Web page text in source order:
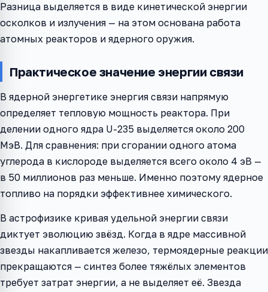
Разница выделяется в виде кинетической энергии
осколков и излучения — на этом основана работа
атомных реакторов и ядерного оружия.
Практическое значение энергии связи
В ядерной энергетике энергия связи напрямую
определяет тепловую мощность реактора. При
делении одного ядра U-235 выделяется около 200
МэВ. Для сравнения: при сгорании одного атома
углерода в кислороде выделяется всего около 4 эВ —
в 50 миллионов раз меньше. Именно поэтому ядерное
топливо на порядки эффективнее химического.
В астрофизике кривая удельной энергии связи
диктует эволюцию звёзд. Когда в ядре массивной
звезды накапливается железо, термоядерные реакции
прекращаются — синтез более тяжёлых элементов
требует затрат энергии, а не выделяет её. Звезда